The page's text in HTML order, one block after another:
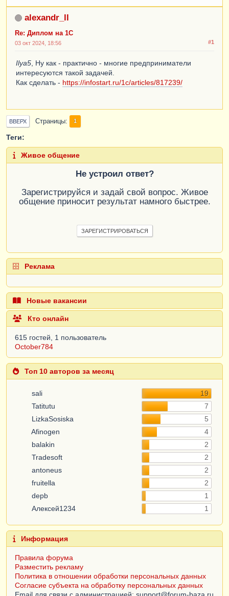
alexandr_ll
Re: Диплом на 1С
#1
03 окт 2024, 18:56
Ilya5 , Ну как - практично - многие предприниматели
интересуются такой задачей.
Как сделать - https://infostart.ru/1c/articles/817239/
ВВЕРХ Страницы 1
Теги:
Живое общение
Не устроил ответ?
Зарегистрируйся и задай свой вопрос. Живое
общение приносит результат намного быстрее.
ЗАРЕГИСТРИРОВАТЬСЯ
Реклама
Новые вакансии
Кто онлайн
615 гостей, 1 пользователь
October784
Топ 10 авторов за месяц
sali
19
Tatitutu
7
LizkaSosiska
5
Afinogen
4
balakin
2
Tradesoft
2
antoneus
2
fruitella
2
depb
1
Алексей1234
1
Информация
Правила форума
Разместить рекламу
Политика в отношении обработки персональных данных
Согласие субъекта на обработку персональных данных